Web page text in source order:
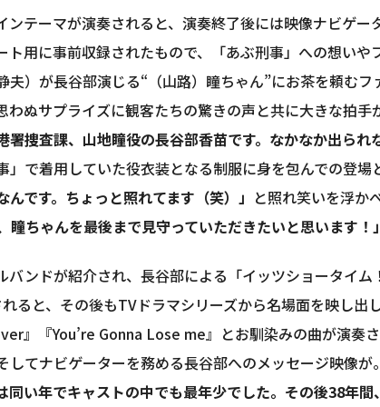
ンテーマが演奏されると、演奏終了後には映像ナビゲ
用に事前収録されたもので、「あぶ刑事」への想い
夫）が長谷部演じる“（山路）瞳ちゃん”にお茶を頼む
わぬサプライズに観客たちの驚きの声と共に大きな拍手
捜査課、山地瞳役の長谷部香苗です。なかなか出られ
で着用していた役衣装となる制服に身を包んでの登場
です。ちょっと照れてます（笑）」 と照れ笑いを浮か
ちゃんを最後まで見守っていただきたいと思います！」
バンドが紹介され、長谷部による「イッツショータイ
ると、その後もTVドラマシリーズから名場面を映し出
』『You’re Gonna Lose me』とお馴染みの曲が演奏
てナビゲーターを務める長谷部へのメッセージ映像が。
同い年でキャストの中でも最年少でした。その後38年